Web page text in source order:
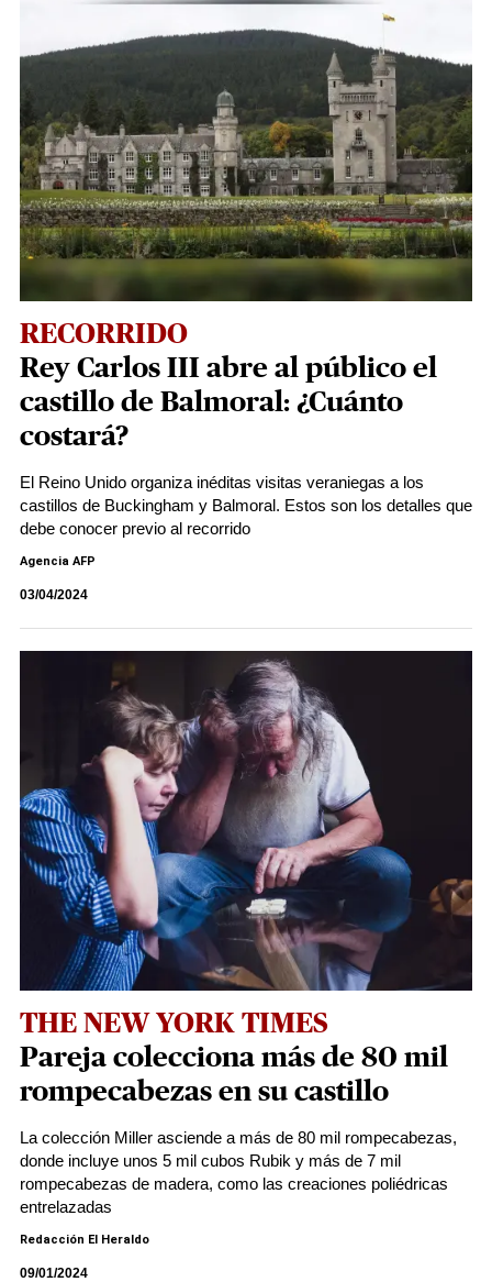
RECORRIDO
Rey Carlos III abre al público el
castillo de Balmoral: ¿Cuánto
costará?
El Reino Unido organiza inéditas visitas veraniegas a los
castillos de Buckingham y Balmoral. Estos son los detalles que
debe conocer previo al recorrido
Agencia AFP
03/04/2024
THE NEW YORK TIMES
Pareja colecciona más de 80 mil
rompecabezas en su castillo
La colección Miller asciende a más de 80 mil rompecabezas,
donde incluye unos 5 mil cubos Rubik y más de 7 mil
rompecabezas de madera, como las creaciones poliédricas
entrelazadas
Redacción El Heraldo
09/01/2024